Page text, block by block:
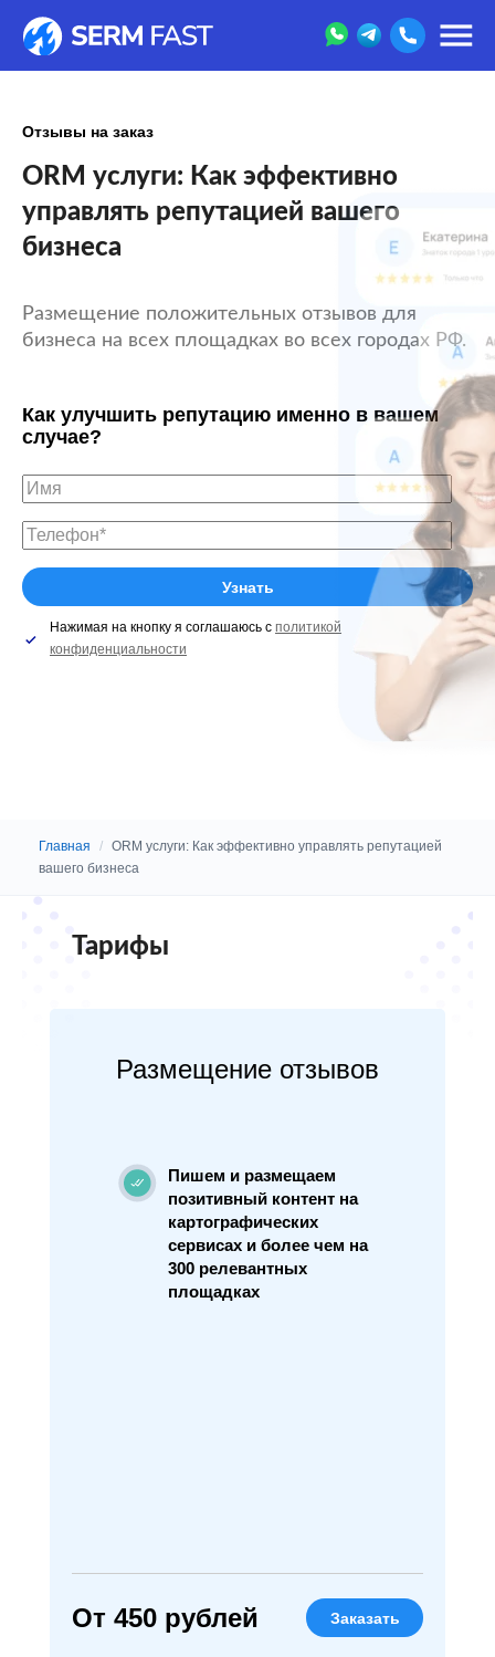
Отзывы на заказ
ORM услуги: Как эффективно
управлять репутацией вашего
бизнеса
Размещение положительных отзывов для
бизнеса на всех площадках во всех городах РФ.
Как улучшить репутацию именно в вашем
случае?
Нажимая на кнопку я соглашаюсь с политикой
конфиденциальности
Главная / ORM услуги: Как эффективно управлять репутацией
вашего бизнеса
Тарифы
Размещение отзывов
Пишем и размещаем
позитивный контент на
картографических
сервисах и более чем на
300 релевантных
площадках
От 450 рублей Заказать